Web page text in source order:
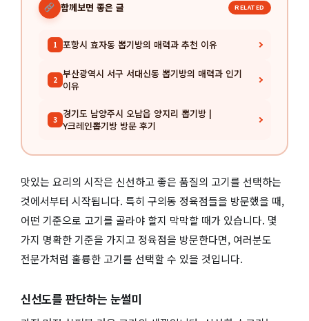
함께보면 좋은 글 RELATED
1 포항시 효자동 뽑기방의 매력과 추천 이유
2 부산광역시 서구 서대신동 뽑기방의 매력과 인기
이유
3 경기도 남양주시 오남읍 양지리 뽑기방 |
Y크레인뽑기방 방문 후기
맛있는 요리의 시작은 신선하고 좋은 품질의 고기를 선택하는
것에서부터 시작됩니다. 특히 구의동 정육점들을 방문했을 때,
어떤 기준으로 고기를 골라야 할지 막막할 때가 있습니다. 몇
가지 명확한 기준을 가지고 정육점을 방문한다면, 여러분도
전문가처럼 훌륭한 고기를 선택할 수 있을 것입니다.
신선도를 판단하는 눈썰미